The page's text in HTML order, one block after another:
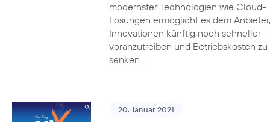
modernster Technologien wie Cloud-
Lösungen ermöglicht es dem Anbieter,
Innovationen künftig noch schneller
voranzutreiben und Betriebskosten zu
senken.
20. Januar 2021